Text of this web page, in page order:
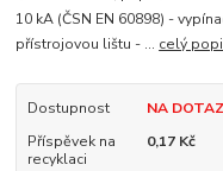
10 kA (ČSN EN 60898) -
přístrojovou lištu - ... celý
Dostupnost
NA DOTAZ
Příspěvek na
recyklaci
0,17 Kč